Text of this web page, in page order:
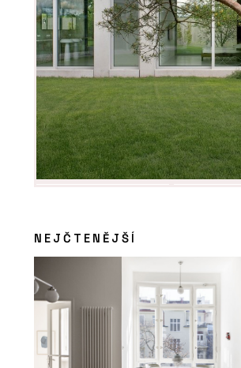
NEJČTENĚJŠÍ